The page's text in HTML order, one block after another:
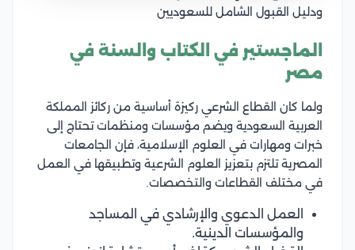
ودليل القبول الشامل للسعوديين
الماجستير في الكتاب والسنة في
مصر
ولما كان القطاع الشرعي ركيزة أساسية من ركائز المملكة
العربية السعودية ويضم مؤسسات ومنظمات تحتاج إلى
خبرات ومهارات في العلوم الإسلامية، فإن الجامعات
المصرية تلتزم بتعزيز العلوم الشرعية وتطبيقها في العمل
في مختلف القطاعات والتخصصات.
العمل الدعوي والإرشادي في المساجد
والمؤسسات الدينية.